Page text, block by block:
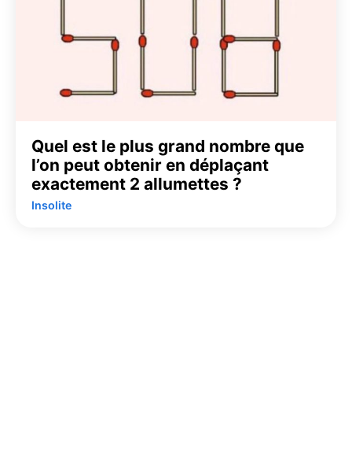
Quel est le plus grand nombre que
l’on peut obtenir en déplaçant
exactement 2 allumettes ?
Insolite